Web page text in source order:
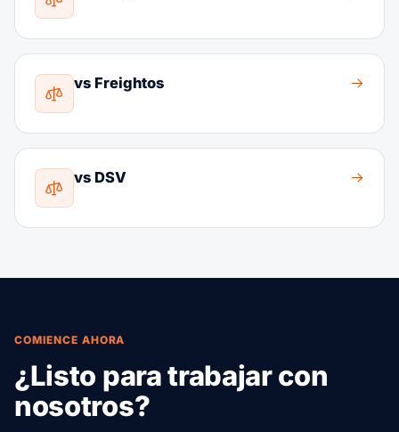
vs Freightos
vs DSV
COMIENCE AHORA
¿Listo para trabajar con
nosotros?